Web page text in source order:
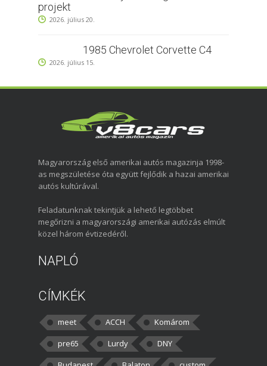
projekt
2026. július 20.
1985 Chevrolet Corvette C4
2026. július 15.
Magyarország első amerikai autós magazinja 1998-
as megszületése óta együtt fejlődik a hazai amerikai
autós kultúrával.
Feladatunknak tekintjük a lehető legtöbbet
megőrizni a magyarországi amerikai autózás elmúlt
közel három évtizedéről.
NAPLÓ
CÍMKÉK
meet ACCH
Komárom
pre65
Lurdy
DNY